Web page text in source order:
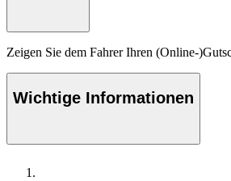
Zeigen Sie dem Fahrer Ihren (Online-
Wichtige Informationen